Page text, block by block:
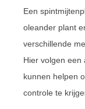
Een
oleander plant
verschillende
Hier volgen een
kunnen helpen
controle te